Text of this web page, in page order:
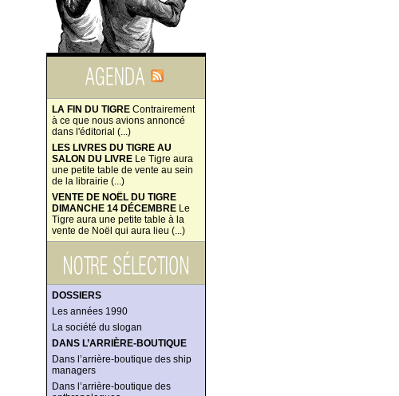
LA FIN DU TIGRE Contrairement
à ce que nous avions annoncé
dans l'éditorial (...)
LES LIVRES DU TIGRE AU
SALON DU LIVRE Le Tigre aura
une petite table de vente au sein
de la librairie (...)
VENTE DE NOËL DU TIGRE
DIMANCHE 14 DÉCEMBRE Le
Tigre aura une petite table à la
vente de Noël qui aura lieu (...)
DOSSIERS
Les années 1990
La société du slogan
DANS L’ARRIÈRE-BOUTIQUE
Dans l’arrière-boutique des ship
managers
Dans l’arrière-boutique des